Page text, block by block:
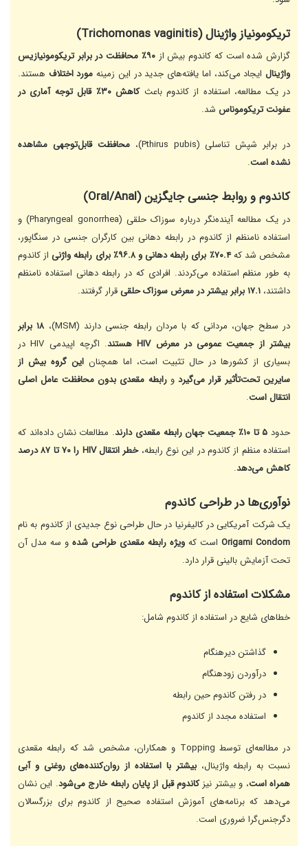
تریکومونیاز واژینال (Trichomonas vaginitis)
گزارش شده است که کاندوم بیش از
۹۰٪ محافظت در برابر تریکومونیازیس
واژینالایجاد می‌کند، اما یافته‌های جدید در این زمینه مورد اختلاف هستند.
در یک مطالعه، استفاده از کاندوم باعث
کاهش ۳۰٪ قابل توجه آماری در
عفونت تریکوموناس شد.
در برابر شپش تناسلی (Pthirus pubis)،
محافظت قابل‌توجهی مشاهده
نشده است.
کاندوم و روابط جنسی جایگزین (Oral/Anal)
در یک مطالعه آینده‌نگر درباره سوزاک حلقی (Pharyngeal gonorrhea) و
استفاده نامنظم از کاندوم در رابطه دهانی بین کارگران جنسی در سنگاپور،
مشخص شد که۷۰.۴٪ برای رابطه دهانی و ۹۶.۸٪ برای رابطه واژنی
از کاندوم
به طور منظم استفاده می‌کردند. افرادی که در رابطه دهانی استفاده نامنظم
داشتند، ۱۷.۱ برابر بیشتر در معرض سوزاک حلقی قرار گرفتند.
در سطح جهان، مردانی که با مردان رابطه جنسی دارند (MSM)،
۱۸ برابر
بیشتر از جمعیت عمومی در معرض HIV هستند
. اگرچه اپیدمی HIV در
بسیاری از کشورها در حال تثبیت است، اما همچنان این گروه بیش از
سایرین تحت‌تأثیر قرار می‌گیردورابطه مقعدی بدون محافظت عامل اصلی
انتقال است.
حدود ۵ تا ۱۰٪ جمعیت جهان رابطه مقعدی دارند
. مطالعات نشان داده‌اند که
استفاده منظم از کاندوم در این نوع رابطه،
خطر انتقال HIV را ۷۰ تا ۸۷ درصد
کاهش می‌دهد.
نوآوری‌ها در طراحی کاندوم
یک شرکت آمریکایی در کالیفرنیا در حال طراحی نوع جدیدی از کاندوم به نام
Origami Condom است که ویژه رابطه مقعدی طراحی شده و سه مدل آن
تحت آزمایش بالینی قرار دارد.
مشکلات استفاده از کاندوم
خطاهای شایع در استفاده از کاندوم شامل:
گذاشتن دیرهنگام
درآوردن زودهنگام
در رفتن کاندوم حین رابطه
استفاده مجدد از کاندوم
در مطالعه‌ای توسط Topping و همکاران، مشخص شد که رابطه مقعدی
نسبت به رابطه واژینال،بیشتر با استفاده از روان‌کننده‌های روغنی و آبی
همراه است، و بیشتر نیزکاندوم قبل از پایان رابطه خارج می‌شود. این نشان
می‌دهد که برنامه‌های آموزش استفاده صحیح از کاندوم برای بزرگسالان
دگرجنس‌گرا ضروری است.